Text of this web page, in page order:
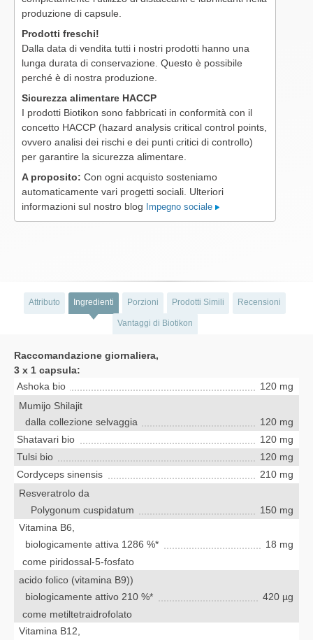
produzione di capsule.
Prodotti freschi!
Dalla data di vendita tutti i nostri prodotti hanno una
lunga durata di conservazione. Questo è possibile
perché è di nostra produzione.
Sicurezza alimentare HACCP
I prodotti Biotikon sono fabbricati in conformità con il
concetto HACCP (hazard analysis critical control points,
ovvero analisi dei rischi e dei punti critici di controllo)
per garantire la sicurezza alimentare.
A proposito: Con ogni acquisto sosteniamo
automaticamente vari progetti sociali. Ulteriori
informazioni sul nostro blog Impegno sociale
Attributo Ingredienti Porzioni Prodotti Simili Recensioni
Vantaggi di Biotikon
Raccomandazione giornaliera,
3 x 1 capsula:
Ashoka bio
120 mg
Mumijo Shilajit
dalla collezione selvaggia
120 mg
Shatavari bio
120 mg
Tulsi bio
120 mg
Cordyceps sinensis
210 mg
Resveratrolo da
Polygonum cuspidatum
150 mg
Vitamina B6,
biologicamente attiva 1286 %*
18 mg
come piridossal-5-fosfato
acido folico (vitamina B9))
biologicamente attivo 210 %*
420 µg
come metiltetraidrofolato
Vitamina B12,